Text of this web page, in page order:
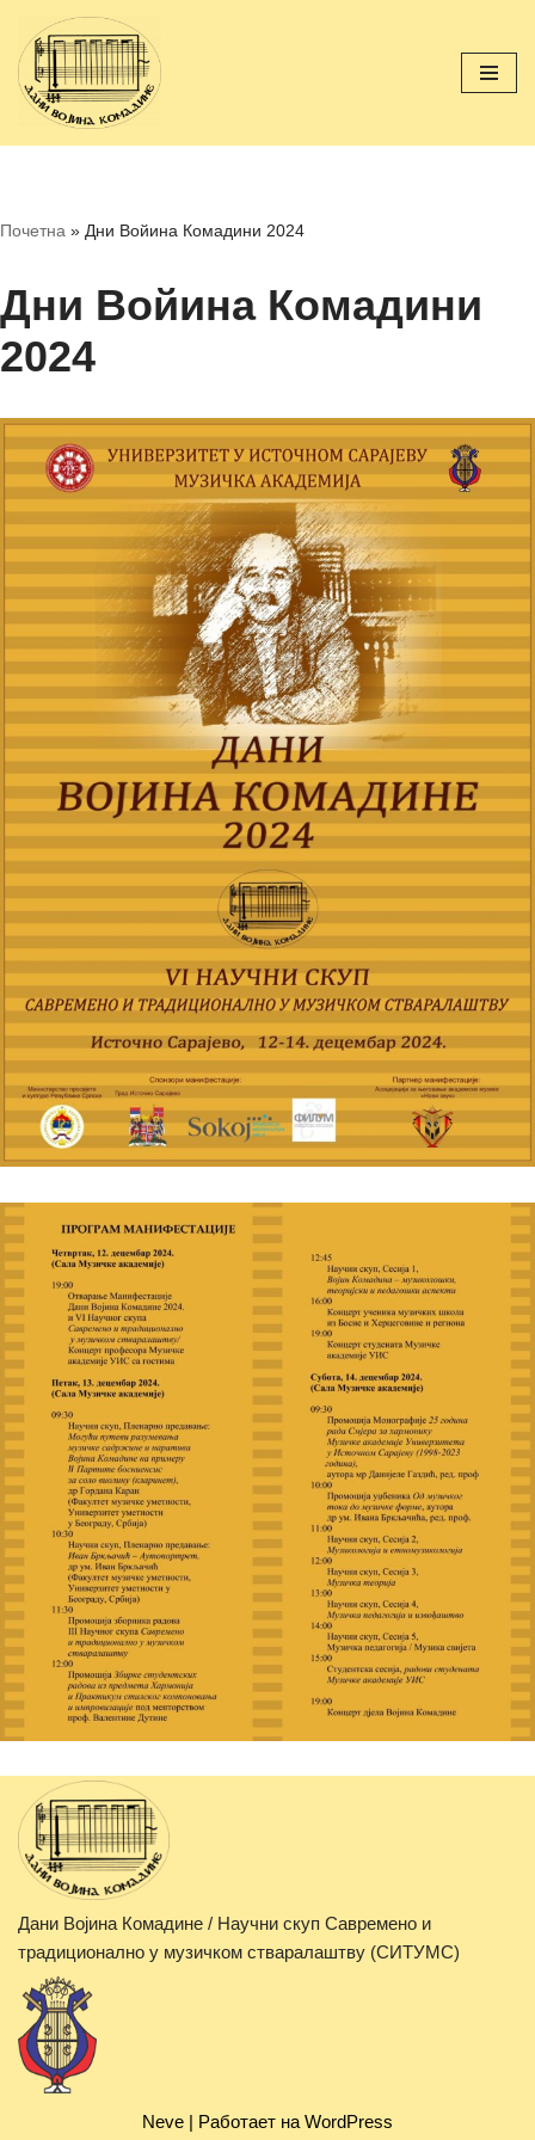
Перейти
к
содержимому
Почетна » Дни Войина Комадини 2024
Дни Войина Комадини
2024
Дани Војина Комадине / Научни скуп Савремено и
традиционално у музичком стваралаштву (СИТУМС)
Neve | Работает на WordPress